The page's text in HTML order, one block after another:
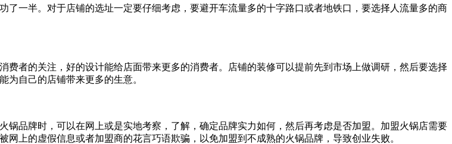
一半。对于店铺的选址一定要仔细考虑，要避开车流量多的十字路口或者地铁口，要选择人流量多的商
者的关注，好的设计能给店面带来更多的消费者。店铺的装修可以提前先到市场上做调研，然后要选择
为自己的店铺带来更多的生意。
品牌时，可以在网上或是实地考察，了解，确定品牌实力如何，然后再考虑是否加盟。加盟火锅店需要
上的虚假信息或者加盟商的花言巧语欺骗，以免加盟到不成熟的火锅品牌，导致创业失败。